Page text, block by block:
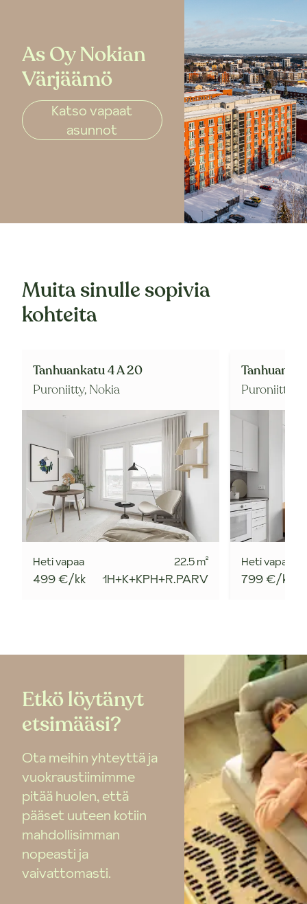
As Oy Nokian
Värjäämö
Katso vapaat
asunnot
Muita sinulle sopivia
kohteita
Tanhuankatu 4 A 20
Puroniitty, Nokia
Heti vapaa
499 €/kk
22.5m²
1H+K+KPH+R.PARV
Puroniitty,
Heti vapaa
799 €/kk
Etkö löytänyt
etsimääsi?
Ota meihin yhteyttä ja
vuokraustiimimme
pitää huolen, että
pääset uuteen kotiin
mahdollisimman
nopeasti ja
vaivattomasti.